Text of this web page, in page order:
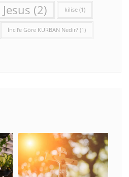
Jesus (2) kilise (1)
İncil’e Göre KURBAN Nedir? (1)